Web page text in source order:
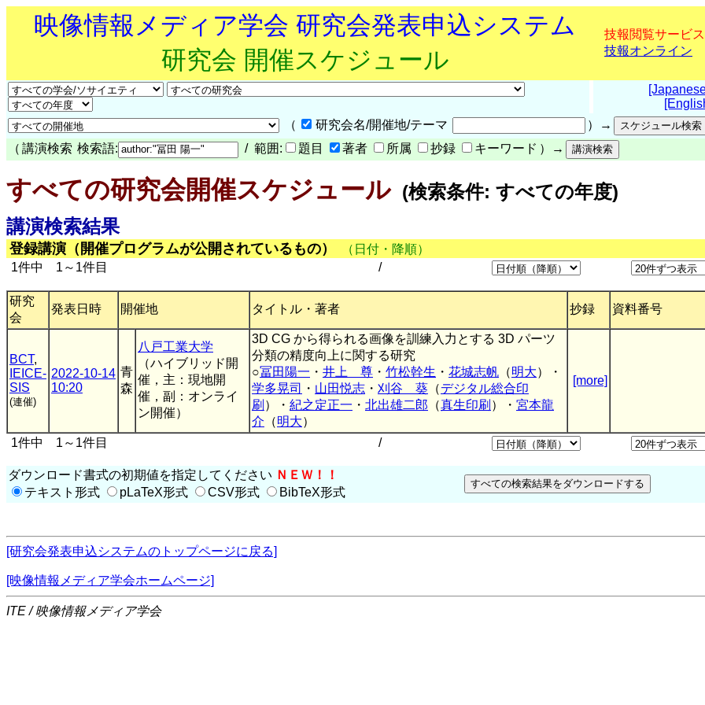
映像情報メディア学会 研究会発表申込システム
研究会 開催スケジュール
技報閲覧サービス
技報オンライン
（
研究会名/開催地/テーマ
）→
（ 講演検索 検索語: / 範囲: 題目 著者 所属 抄録 キーワード ）→
すべての研究会開催スケジュール(検索条件: すべての年度)
講演検索結果
登録講演（開催プログラムが公開されているもの）
（日付・降順）
1件中 1～1件目
/
研究
会
発表日時 開催地 タイトル・著者 抄録 資料番号
BCT,
IEICE-
SIS
(連催)
2022-10-14
10:20
青
森
八戸工業大学
（ハイブリッド開
催，主：現地開
催，副：オンライ
ン開催）
3D CG から得られる画像を訓練入力とする 3D パーツ
分類の精度向上に関する研究
○冨田陽一 ・ 井上 尊 ・ 竹松幹生 ・ 花城志帆 （明大）・
学多晃司
・ 山田悦志 ・ 刈谷 葵 （デジタル総合印
刷 ）・ 紀之定正一 ・ 北出雄二郎 （真生印刷 ）・ 宮本龍
介 （明大）
[more]
1件中 1～1件目 /
ダウンロード書式の初期値を指定してください ＮＥＷ！！
テキスト形式
pLaTeX形式 CSV形式 BibTeX形式
[研究会発表申込システムのトップページに戻る]
[映像情報メディア学会ホームページ]
ITE / 映像情報メディア学会